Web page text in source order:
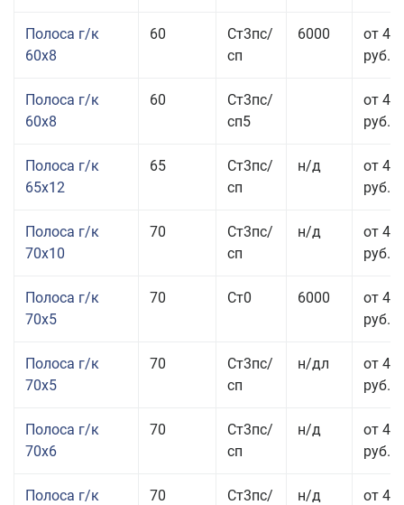
Полоса г/к
60x8
60
Ст3пс/
сп
6000
от 42
руб.
Полоса г/к
60x8
60
Ст3пс/
сп5
от 42
руб.
Полоса г/к
65x12
65
Ст3пс/
сп
н/д
от 42
руб.
Полоса г/к
70x10
70
Ст3пс/
сп
н/д
от 42
руб.
Полоса г/к
70x5
70 Ст0 6000
от 44
руб.
Полоса г/к
70x5
70
Ст3пс/
сп
н/дл
от 44
руб.
Полоса г/к
70x6
70
Ст3пс/
сп
н/д
от 43
руб.
Полоса г/к
70
Ст3пс/
н/д
от 43